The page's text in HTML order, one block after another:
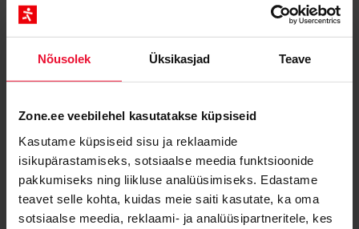
Nõusolek Üksikasjad Teave
Zone.ee veebilehel kasutatakse küpsiseid
Kasutame küpsiseid sisu ja reklaamide
isikupärastamiseks, sotsiaalse meedia funktsioonide
pakkumiseks ning liikluse analüüsimiseks. Edastame
teavet selle kohta, kuidas meie saiti kasutate, ka oma
sotsiaalse meedia, reklaami- ja analüüsipartneritele, kes
Zone
Ettevõttest
Miks valida Zone?
Blogi
Saa abi Zone partnerilt
Zone Staatus
API dokumentatsioon